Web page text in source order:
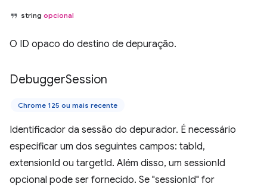
string opcional
O ID opaco do destino de depuração.
DebuggerSession
Chrome 125 ou mais recente
Identificador da sessão do depurador. É necessário
especificar um dos seguintes campos: tabId,
extensionId ou targetId. Além disso, um sessionId
opcional pode ser fornecido. Se "sessionId" for